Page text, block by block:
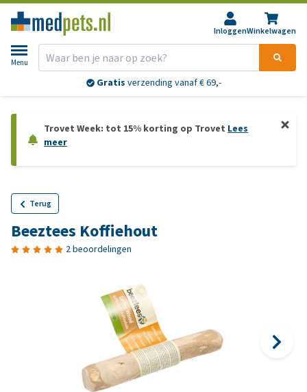
InloggenWinkelwagen
Menu
Gratis verzending vanaf € 69,-
Trovet Week: tot 15% korting op Trovet Lees
meer
Terug
Beeztees Koffiehout
2 beoordelingen